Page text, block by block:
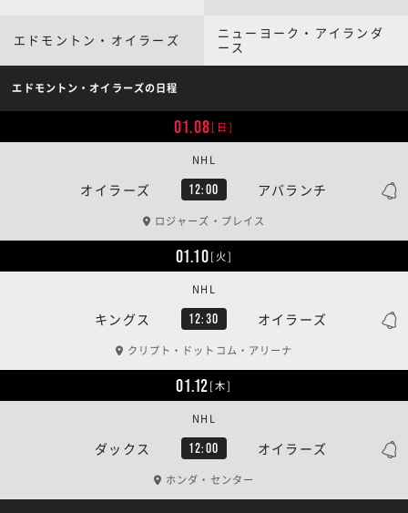
エドモントン・オイラーズ
ニューヨーク・アイランダ
ース
エドモントン・オイラーズの日程
01.08[日]
オイラーズ 12:00 アバランチ
NHL
ロジャーズ・プレイス
01.10[火]
キングス 12:30 オイラーズ
NHL
クリプト・ドットコム・アリーナ
01.12[木]
ダックス 12:00 オイラーズ
NHL
ホンダ・センター